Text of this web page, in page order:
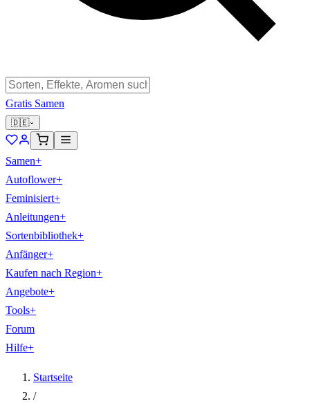
Gratis Samen
🇩🇪
Samen+
Autoflower+
Feminisiert+
Anleitungen+
Sortenbibliothek+
Anfänger+
Kaufen nach Region+
Angebote+
Tools+
Forum
Hilfe+
Startseite
/